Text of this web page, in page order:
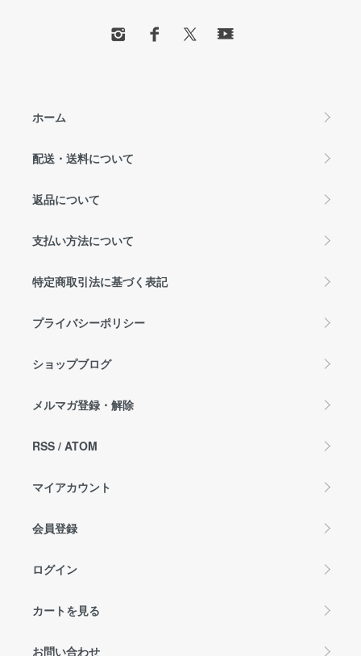
ホーム
配送・送料について
返品について
支払い方法について
特定商取引法に基づく表記
プライバシーポリシー
ショップブログ
メルマガ登録・解除
RSS / ATOM
マイアカウント
会員登録
ログイン
カートを見る
お問い合わせ